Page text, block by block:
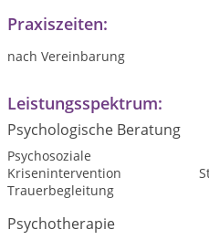
Praxiszeiten:
nach Vereinbarung
Leistungsspektrum:
Psychologische Beratung
Psychosoziale
Krisenintervention
Trauerbegleitung
Psychotherapie